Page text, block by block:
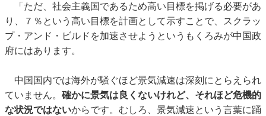
「ただ、社会主義国であるため高い目標を掲げる必要があ
り、７％という高い目標を計画として示すことで、スクラッ
プ・アンド・ビルドを加速させようというもくろみが中国政
府にはあります。
中国国内では海外が騒ぐほど景気減速は深刻にとらえられ
ていません。 確かに景気は良くないけれど、それほど危機的
な状況ではないからです。むしろ、景気減速という言葉に踊